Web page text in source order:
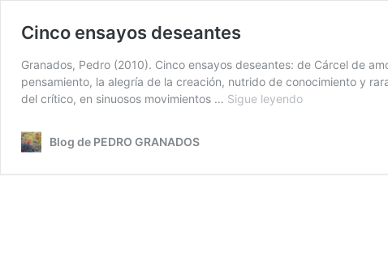
Cinco ensayos deseantes
Granados, Pedro (2010). Cinco ensayos deseantes: de Cárcel de
pensamiento, la alegría de la creación, nutrido de conocimiento y
del crítico, en sinuosos movimientos … Sigue leyendoCinco
Blog de PEDRO GRANADOS